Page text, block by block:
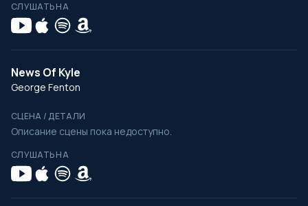
СЛУШАТЬ НА
News Of Kyle
George Fenton
СЦЕНА / ДЕТАЛИ
Описание сцены пока недоступно.
СЛУШАТЬ НА